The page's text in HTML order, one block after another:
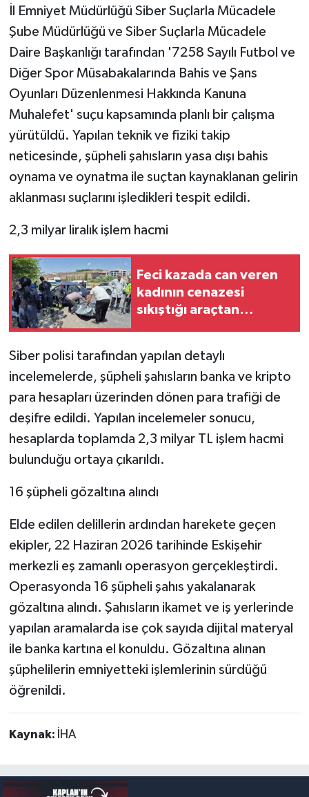
İl Emniyet Müdürlüğü Siber Suçlarla Mücadele
Şube Müdürlüğü ve Siber Suçlarla Mücadele
Daire Başkanlığı tarafından '7258 Sayılı Futbol ve
Diğer Spor Müsabakalarında Bahis ve Şans
Oyunları Düzenlenmesi Hakkında Kanuna
Muhalefet' suçu kapsamında planlı bir çalışma
yürütüldü. Yapılan teknik ve fiziki takip
neticesinde, şüpheli şahısların yasa dışı bahis
oynama ve oynatma ile suçtan kaynaklanan gelirin
aklanması suçlarını işledikleri tespit edildi.
2,3 milyar liralık işlem hacmi
Feci kazada can veren
kadının cenazesi
sıkıştığı araçtan
Siber polisi tarafından yapılan detaylı
incelemelerde, şüpheli şahısların banka ve kripto
para hesapları üzerinden dönen para trafiği de
deşifre edildi. Yapılan incelemeler sonucu,
hesaplarda toplamda 2,3 milyar TL işlem hacmi
bulunduğu ortaya çıkarıldı.
16 şüpheli gözaltına alındı
Elde edilen delillerin ardından harekete geçen
ekipler, 22 Haziran 2026 tarihinde Eskişehir
merkezli eş zamanlı operasyon gerçekleştirdi.
Operasyonda 16 şüpheli şahıs yakalanarak
gözaltına alındı. Şahısların ikamet ve iş yerlerinde
yapılan aramalarda ise çok sayıda dijital materyal
ile banka kartına el konuldu. Gözaltına alınan
şüphelilerin emniyetteki işlemlerinin sürdüğü
öğrenildi.
Kaynak: İHA